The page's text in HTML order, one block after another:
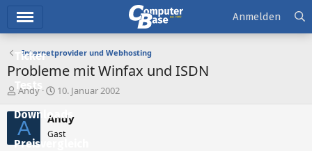
Ticker
Tests
Downloads
Preisvergleich
Anmelden
Internetprovider und Webhosting
Probleme mit Winfax und ISDN
E
s
t
e
Andy
E
s
e
10. Januar 2002
A Andy
Gast